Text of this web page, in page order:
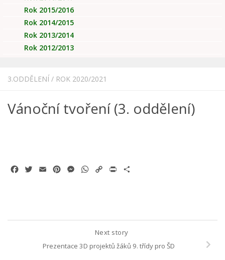
3.ODDĚLENÍ / ROK 2020/2021
Vánoční tvoření (3. oddělení)
FacebookTwitterEmail PinterestMessenger
WhatsApp
Copy
Print
Next story
Prezentace 3D projektů žáků 9. třídy pro ŠD
Rok 2015/2016
Rok 2014/2015
Rok 2013/2014
Rok 2012/2013